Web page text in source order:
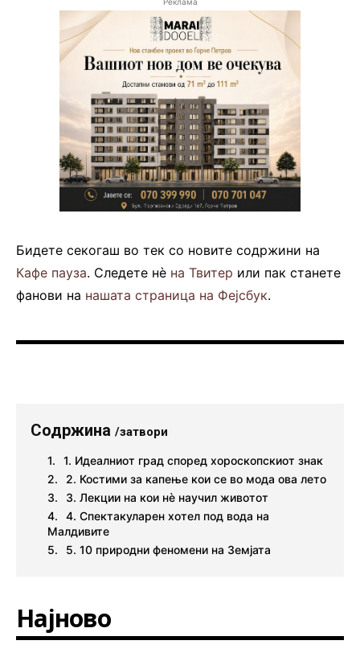
Бидете секогаш во тек со новите содржини на
Кафе пауза. Следете нè на Твитер или пак станете
фанови на нашата страница на Фејсбук.
Содржина /затвори
1. Идеалниот град според хороскопскиот знак
2. Костими за капење кои се во мода ова лето
3. Лекции на кои нè научил животот
4. Спектакуларен хотел под вода на
Малдивите
5. 10 природни феномени на Земјата
Најново